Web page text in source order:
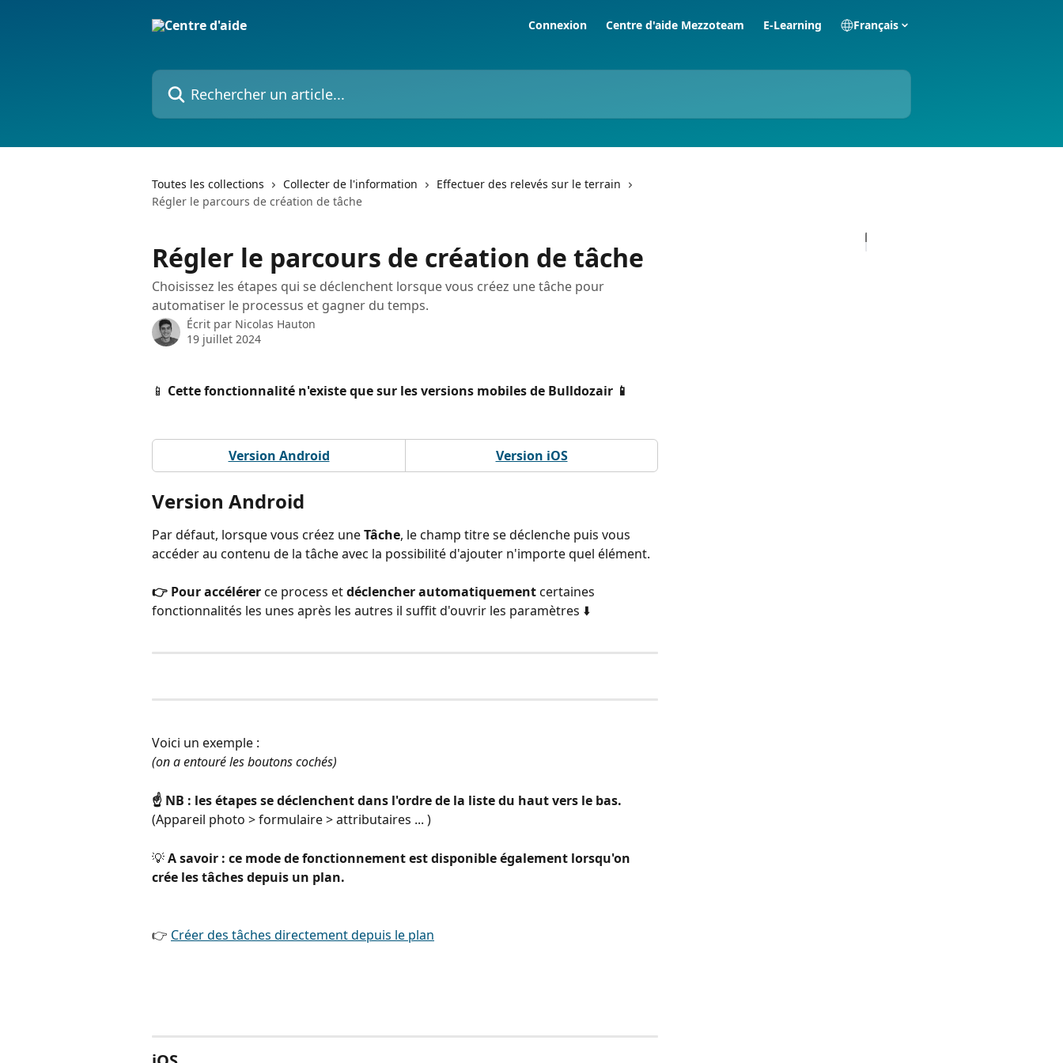
Connexion Centre d'aide Mezzoteam E-Learning Français
Rechercher un article...
Toutes les collections Collecter de l'information
Effectuer des relevés sur le terrain
Régler le parcours de création de tâche
Régler le parcours de création de tâche
Choisissez les étapes qui se déclenchent lorsque vous créez une tâche pour
automatiser le processus et gagner du temps.
Écrit par Nicolas Hauton
19 juillet 2024
📱 Cette fonctionnalité n'existe que sur les versions mobiles de Bulldozair 📱
Version Android Version iOS
Version Android
Par défaut, lorsque vous créez une Tâche, le champ titre se déclenche puis vous
accéder au contenu de la tâche avec la possibilité d'ajouter n'importe quel élément.
👉 Pour accélérer ce process et déclencher automatiquement certaines
fonctionnalités les unes après les autres il suffit d'ouvrir les paramètres ⬇️
Voici un exemple :
(on a entouré les boutons cochés)
☝️ NB : les étapes se déclenchent dans l'ordre de la liste du haut vers le bas.
(Appareil photo > formulaire > attributaires ... )
💡 A savoir : ce mode de fonctionnement est disponible également lorsqu'on
crée les tâches depuis un plan.
👉 Créer des tâches directement depuis le plan